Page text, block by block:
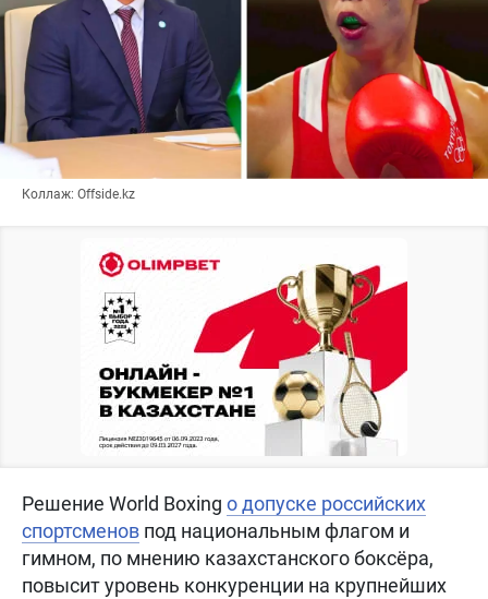
Коллаж: Offside.kz
Решение World Boxing о допуске российских
спортсменов под национальным флагом и
гимном, по мнению казахстанского боксёра,
повысит уровень конкуренции на крупнейших